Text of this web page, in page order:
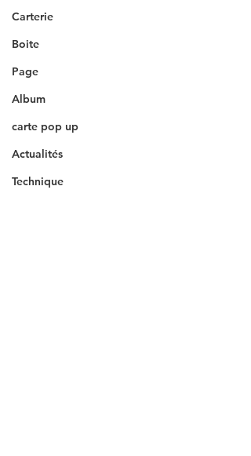
Carterie
Boite
Page
Album
carte pop up
Actualités
Technique